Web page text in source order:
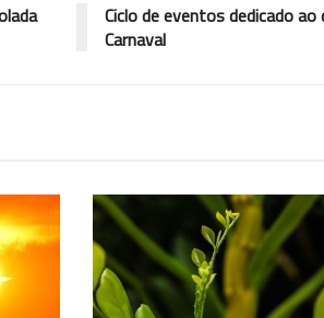
Ciclo de eventos dedicado
Carnaval